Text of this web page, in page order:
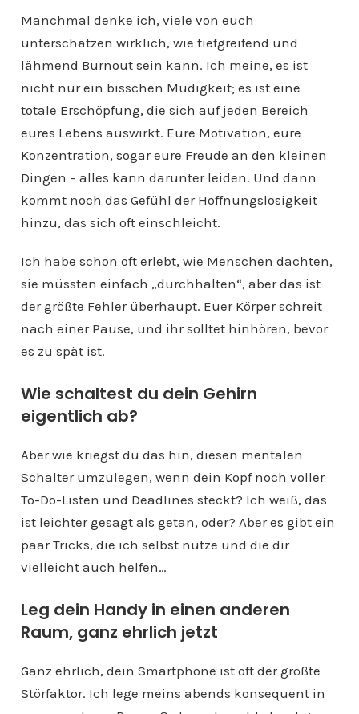
Manchmal denke ich, viele von euch
unterschätzen wirklich, wie tiefgreifend und
lähmend Burnout sein kann. Ich meine, es ist
nicht nur ein bisschen Müdigkeit; es ist eine
totale Erschöpfung, die sich auf jeden Bereich
eures Lebens auswirkt. Eure Motivation, eure
Konzentration, sogar eure Freude an den kleinen
Dingen – alles kann darunter leiden. Und dann
kommt noch das Gefühl der Hoffnungslosigkeit
hinzu, das sich oft einschleicht.
Ich habe schon oft erlebt, wie Menschen dachten,
sie müssten einfach „durchhalten“, aber das ist
der größte Fehler überhaupt. Euer Körper schreit
nach einer Pause, und ihr solltet hinhören, bevor
es zu spät ist.
Wie schaltest du dein Gehirn
eigentlich ab?
Aber wie kriegst du das hin, diesen mentalen
Schalter umzulegen, wenn dein Kopf noch voller
To-Do-Listen und Deadlines steckt? Ich weiß, das
ist leichter gesagt als getan, oder? Aber es gibt ein
paar Tricks, die ich selbst nutze und die dir
vielleicht auch helfen…
Leg dein Handy in einen anderen
Raum, ganz ehrlich jetzt
Ganz ehrlich, dein Smartphone ist oft der größte
Störfaktor. Ich lege meins abends konsequent in